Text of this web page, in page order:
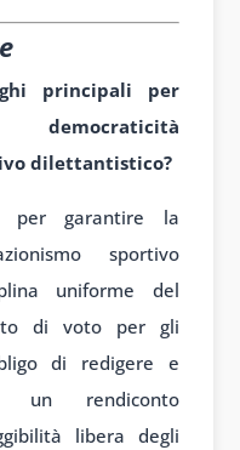
principali per
dilettantistico?
per garantire la
sportivo
uniforme del
di voto per gli
di redigere e
un rendiconto
libera degli